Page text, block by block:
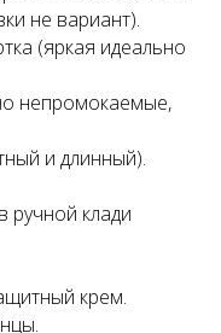
не вариант).
(яркая идеально
непромокаемые,
и длинный).
клади
крем.